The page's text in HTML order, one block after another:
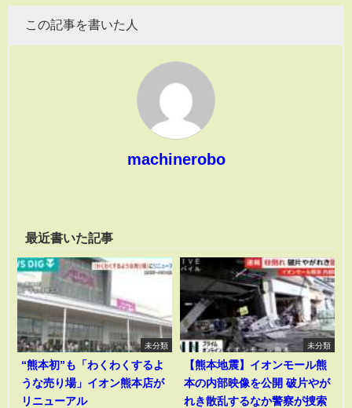
この記事を書いた人
machinerobo
最近書いた記事
未分類
“熊本初”も「わくわくするよ
うな売り場」イオン熊本店が
リニューアル
未分類
【熊本地震】イオンモール熊
本の内部映像を公開 破片やが
れき散乱するなか警察が捜索